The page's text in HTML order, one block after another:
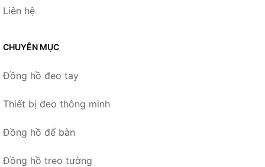
Liên hệ
CHUYÊN MỤC
Đồng hồ đeo tay
Thiết bị đeo thông minh
Đồng hồ để bàn
Đồng hồ treo tường